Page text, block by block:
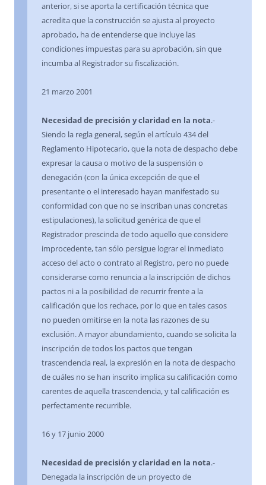
anterior, si se aporta la certificación técnica que
acredita que la construcción se ajusta al proyecto
aprobado, ha de entenderse que incluye las
condiciones impuestas para su aprobación, sin que
incumba al Registrador su fiscalización.
21 marzo 2001
Necesidad de precisión y claridad en la nota.-
Siendo la regla general, según el artículo 434 del
Reglamento Hipotecario, que la nota de despacho debe
expresar la causa o motivo de la suspensión o
denegación (con la única excepción de que el
presentante o el interesado hayan manifestado su
conformidad con que no se inscriban unas concretas
estipulaciones), la solicitud genérica de que el
Registrador prescinda de todo aquello que considere
improcedente, tan sólo persigue lograr el inmediato
acceso del acto o contrato al Registro, pero no puede
considerarse como renuncia a la inscripción de dichos
pactos ni a la posibilidad de recurrir frente a la
calificación que los rechace, por lo que en tales casos
no pueden omitirse en la nota las razones de su
exclusión. A mayor abundamiento, cuando se solicita la
inscripción de todos los pactos que tengan
trascendencia real, la expresión en la nota de despacho
de cuáles no se han inscrito implica su calificación como
carentes de aquella trascendencia, y tal calificación es
perfectamente recurrible.
16 y 17 junio 2000
Necesidad de precisión y claridad en la nota.-
Denegada la inscripción de un proyecto de